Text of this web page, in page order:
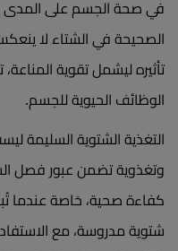
في صحة الجسم على المدى
الصحيحة في الشتاء لا
تأثيره ليشمل تقوية
الوظائف الحيوية للجسم.
التغذية الشتوية السليمة
وتغذوية تضمن عبور فصل
كفاءة صحية، خاصة عندما
شتوية مدروسة، مع